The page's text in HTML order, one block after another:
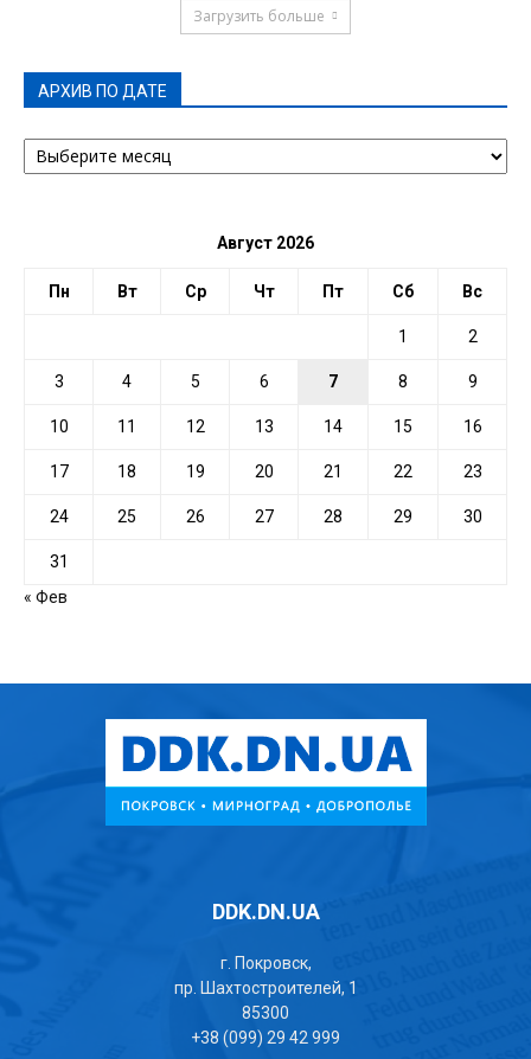
Загрузить больше
АРХИВ ПО ДАТЕ
АРХИВ
ПО
Август 2026
Пн Вт Ср Чт Пт Сб Вс
1 2
3 4 5 6 7 8 9
10 11 12 13 14 15 16
17 18 19 20 21 22 23
24 25 26 27 28 29 30
31
« Фев
DDK.DN.UA
г. Покровск,
пр. Шахтостроителей, 1
85300
+38 (099) 29 42 999